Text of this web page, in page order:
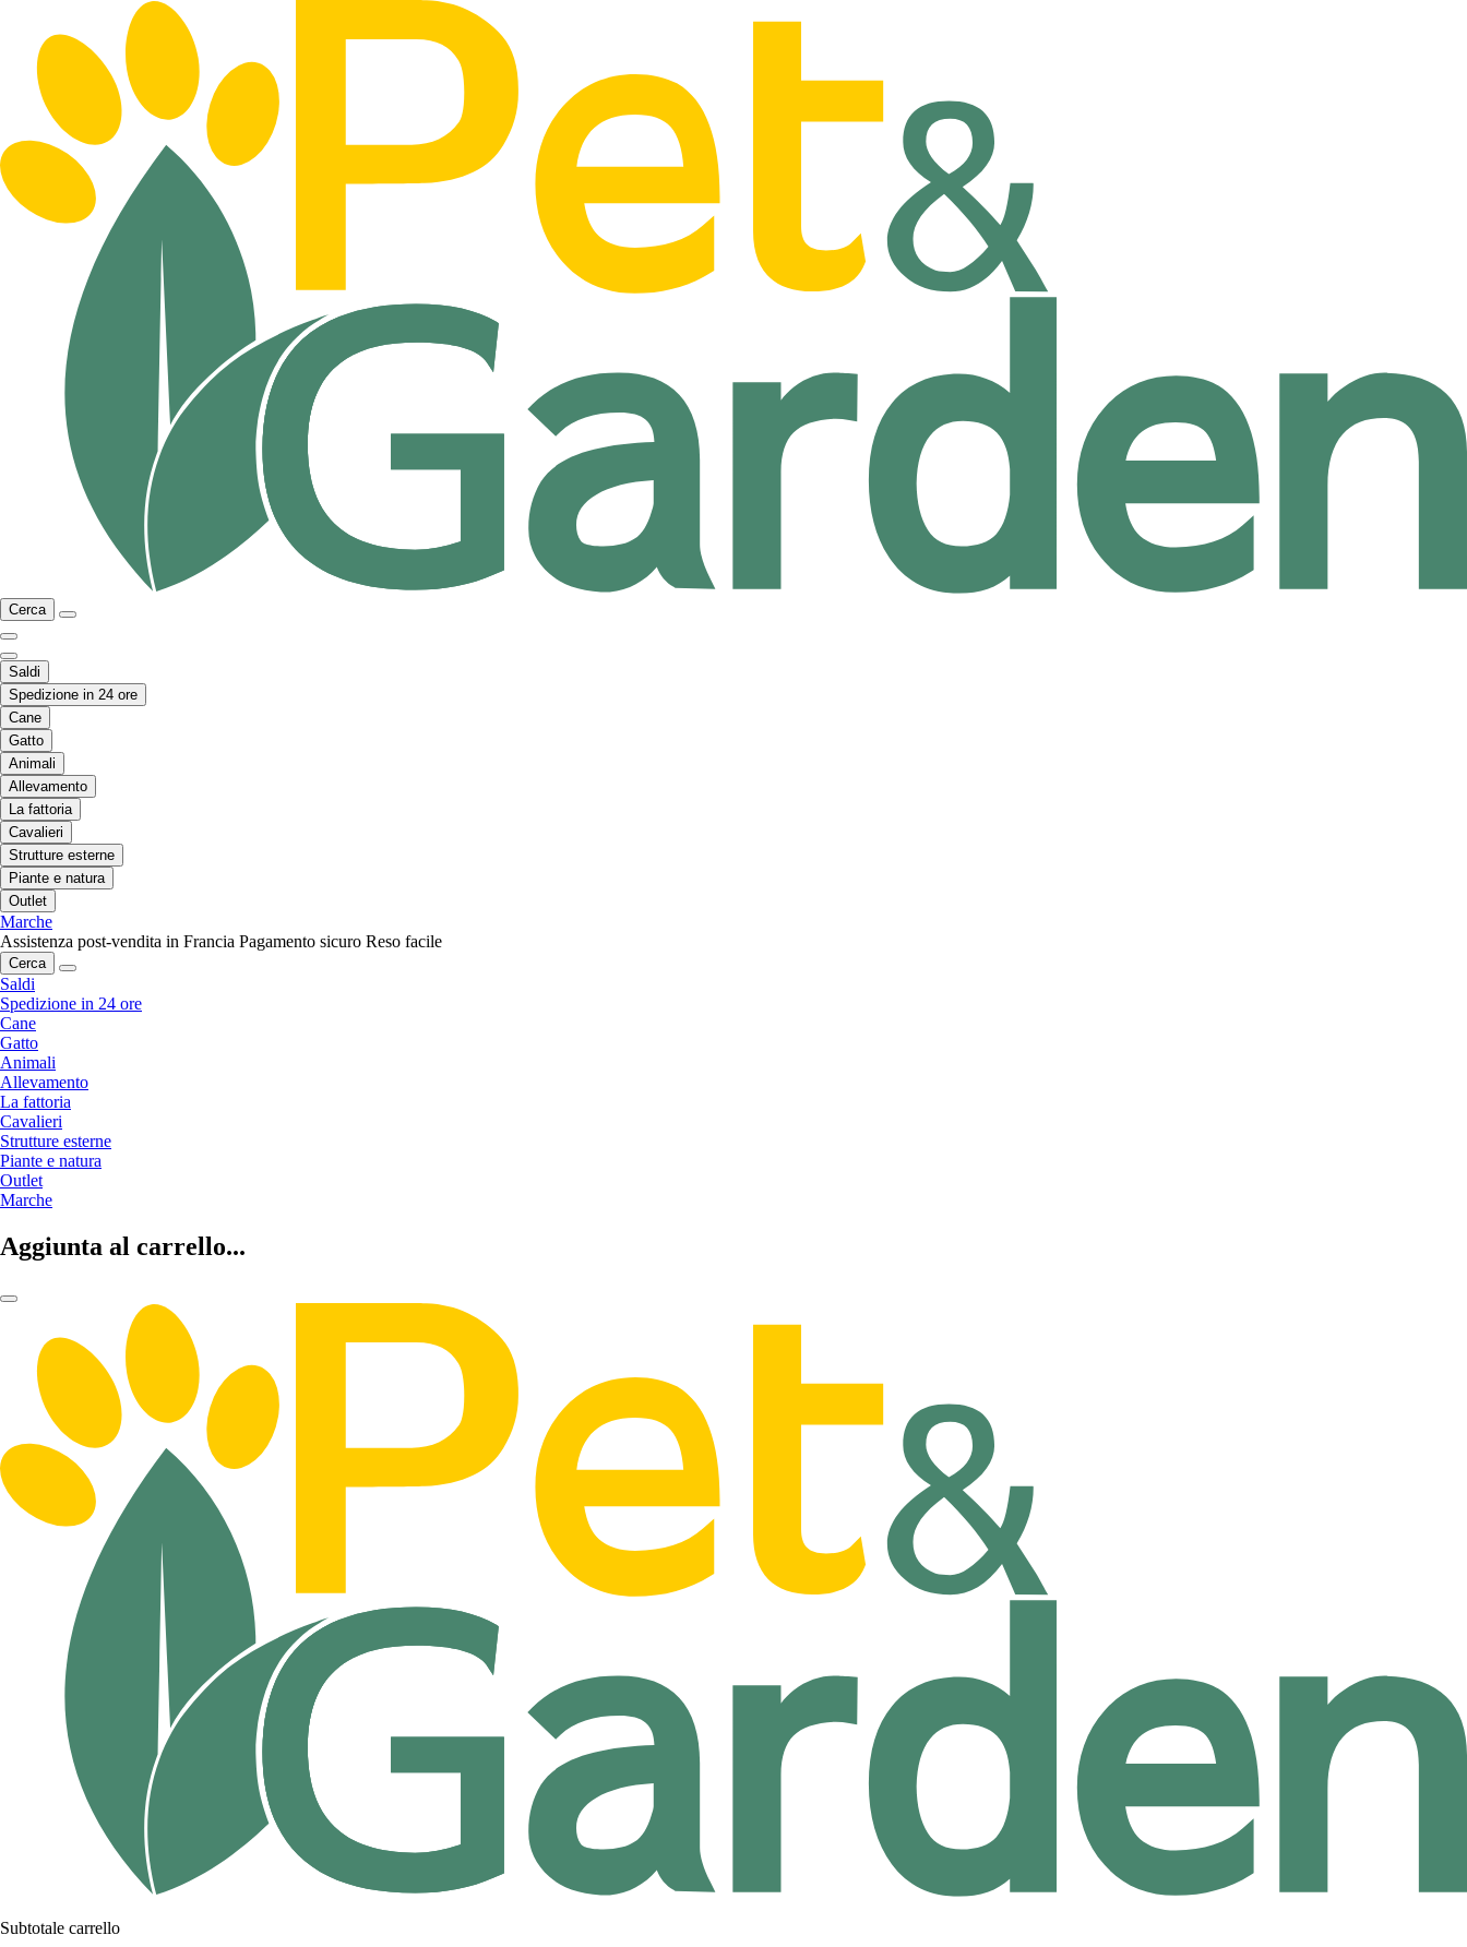
Cerca
Saldi
Spedizione in 24 ore
Cane
Gatto
Animali
Allevamento
La fattoria
Cavalieri
Strutture esterne
Piante e natura
Outlet
Marche
Assistenza post-vendita in Francia Pagamento sicuro Reso facile
Cerca
Saldi
Spedizione in 24 ore
Cane
Gatto
Animali
Allevamento
La fattoria
Cavalieri
Strutture esterne
Piante e natura
Outlet
Marche
Aggiunta al carrello...
Subtotale carrello